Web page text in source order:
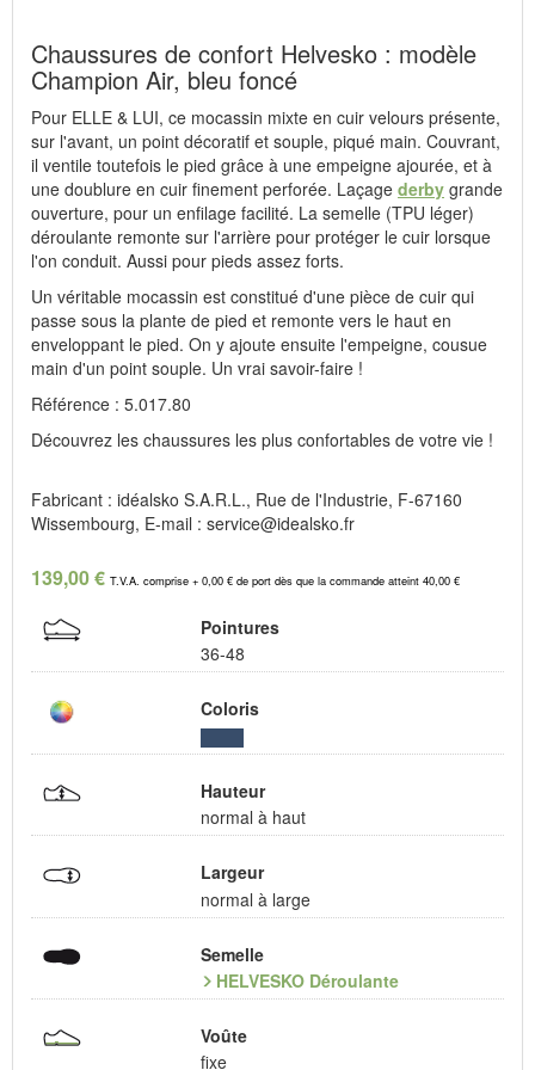
Chaussures de confort Helvesko : modèle
Champion Air, bleu foncé
Pour ELLE & LUI, ce mocassin mixte en cuir velours présente,
sur l'avant, un point décoratif et souple, piqué main. Couvrant,
il ventile toutefois le pied grâce à une empeigne ajourée, et à
une doublure en cuir finement perforée. Laçage derby grande
ouverture, pour un enfilage facilité. La semelle (TPU léger)
déroulante remonte sur l'arrière pour protéger le cuir lorsque
l'on conduit. Aussi pour pieds assez forts.
Un véritable mocassin est constitué d'une pièce de cuir qui
passe sous la plante de pied et remonte vers le haut en
enveloppant le pied. On y ajoute ensuite l'empeigne, cousue
main d'un point souple. Un vrai savoir-faire !
Référence : 5.017.80
Découvrez les chaussures les plus confortables de votre vie !
Fabricant : idéalsko S.A.R.L., Rue de l'Industrie, F-67160
Wissembourg, E-mail : service@idealsko.fr
139,00 € T.V.A. comprise + 0,00 € de port dès que la commande atteint 40,00 €
Pointures
36-48
Coloris
Hauteur
normal à haut
Largeur
normal à large
Semelle
HELVESKO Déroulante
Voûte
fixe